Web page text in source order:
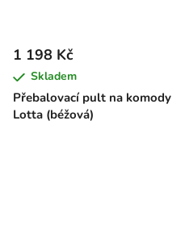
Přebalovací pult na komody
Lotta (béžová)
1 198 Kč
Skladem